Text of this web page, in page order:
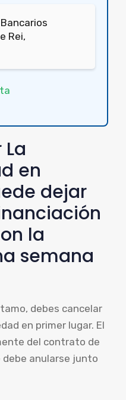
Rei,
en
dejar
la
semana
debes cancelar
en primer lugar. El
del contrato de
anularse junto